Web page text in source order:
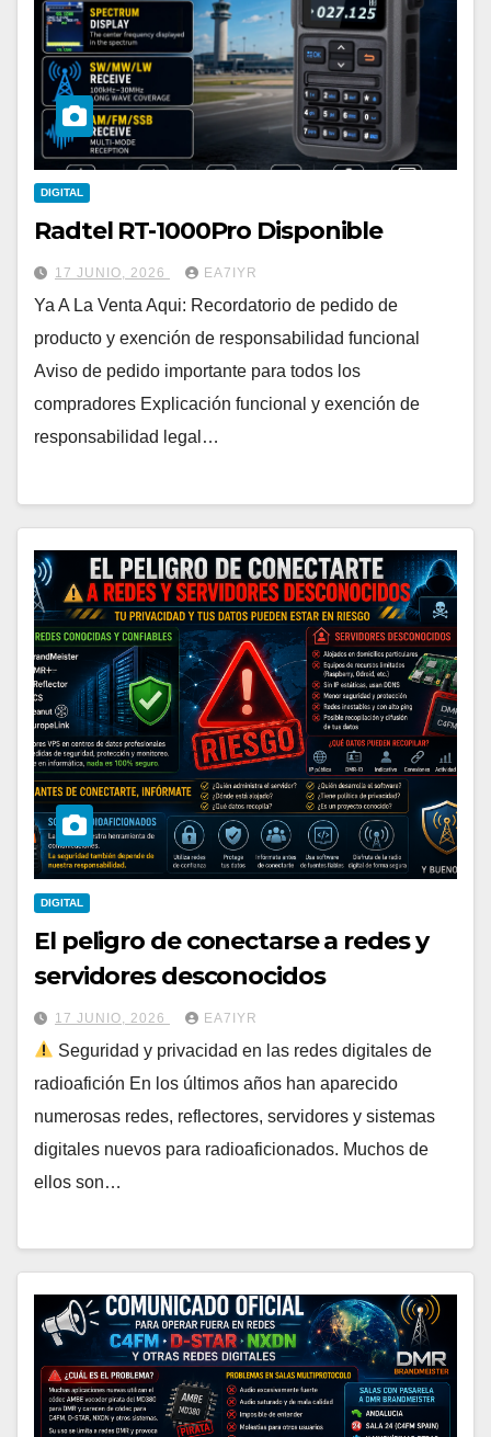
DIGITAL
Radtel RT-1000Pro Disponible
17 JUNIO, 2026 EA7IYR
Ya A La Venta Aqui: Recordatorio de pedido de
producto y exención de responsabilidad funcional
Aviso de pedido importante para todos los
compradores Explicación funcional y exención de
responsabilidad legal…
DIGITAL
El peligro de conectarse a redes y
servidores desconocidos
17 JUNIO, 2026 EA7IYR
Seguridad y privacidad en las redes digitales de
radioafición En los últimos años han aparecido
numerosas redes, reflectores, servidores y sistemas
digitales nuevos para radioaficionados. Muchos de
ellos son…